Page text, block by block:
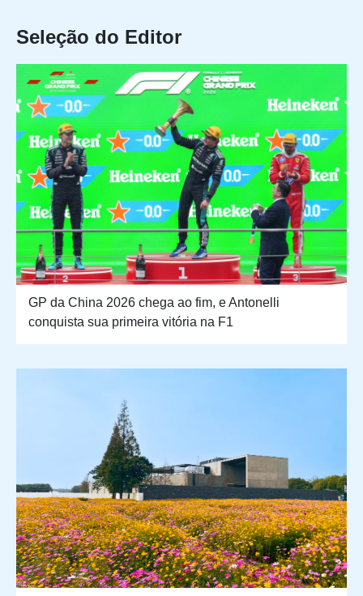
Seleção do Editor
GP da China 2026 chega ao fim, e Antonelli
conquista sua primeira vitória na F1